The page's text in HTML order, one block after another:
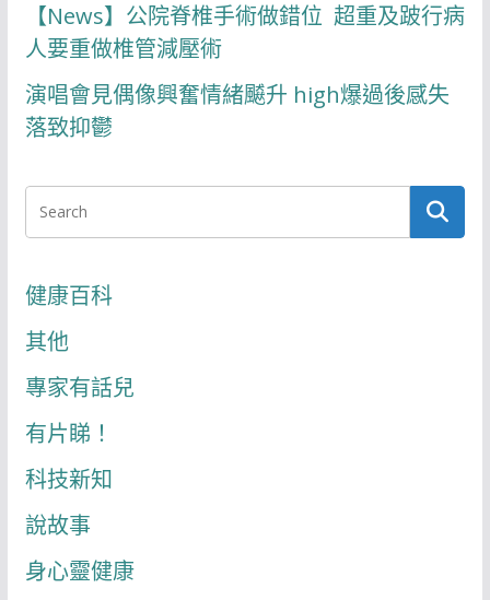
【News】公院脊椎手術做錯位 超重及跛行病
人要重做椎管減壓術
演唱會見偶像興奮情緒飇升 high爆過後感失
落致抑鬱
健康百科
其他
專家有話兒
有片睇！
科技新知
說故事
身心靈健康